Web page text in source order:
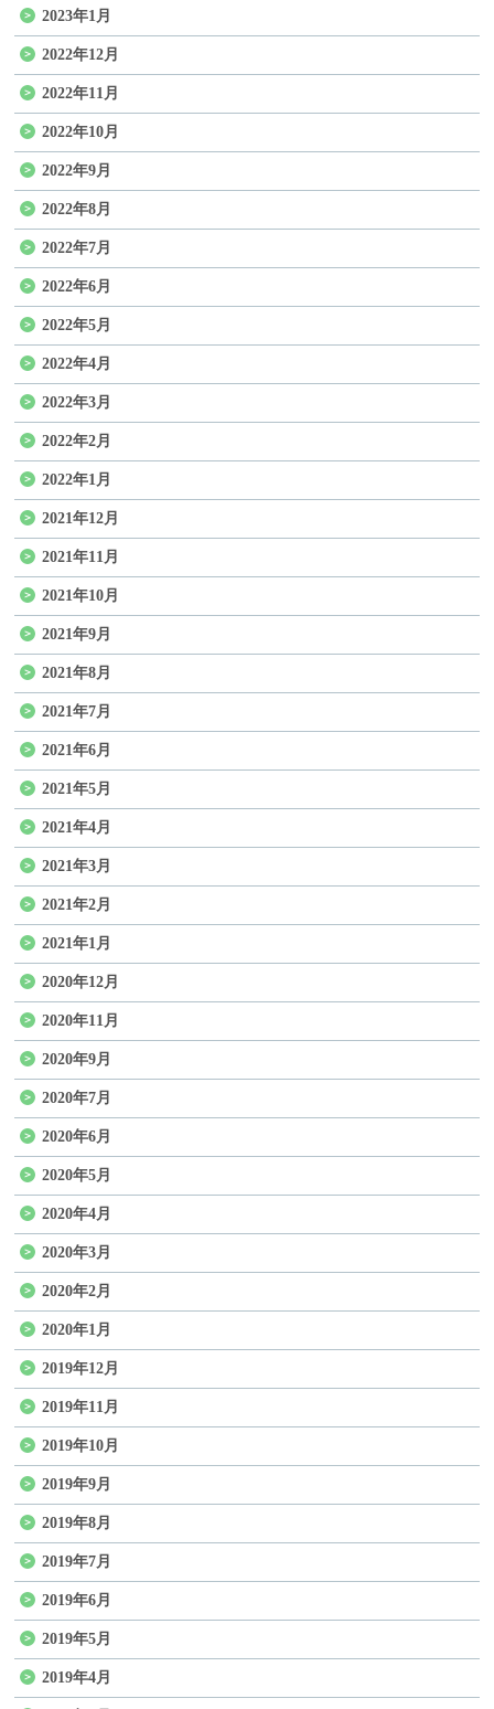
2023年1月
2022年12月
2022年11月
2022年10月
2022年9月
2022年8月
2022年7月
2022年6月
2022年5月
2022年4月
2022年3月
2022年2月
2022年1月
2021年12月
2021年11月
2021年10月
2021年9月
2021年8月
2021年7月
2021年6月
2021年5月
2021年4月
2021年3月
2021年2月
2021年1月
2020年12月
2020年11月
2020年9月
2020年7月
2020年6月
2020年5月
2020年4月
2020年3月
2020年2月
2020年1月
2019年12月
2019年11月
2019年10月
2019年9月
2019年8月
2019年7月
2019年6月
2019年5月
2019年4月